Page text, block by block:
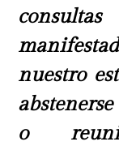
nuestro
o